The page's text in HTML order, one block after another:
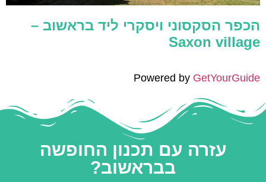
הכפר הסקסוני ויסקרי ליד בראשוב –
Saxon village
Powered by GetYourGuide
עזרה עם תכנון החופשה
בבראשוב?